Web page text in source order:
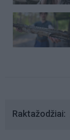
Raktažodžiai